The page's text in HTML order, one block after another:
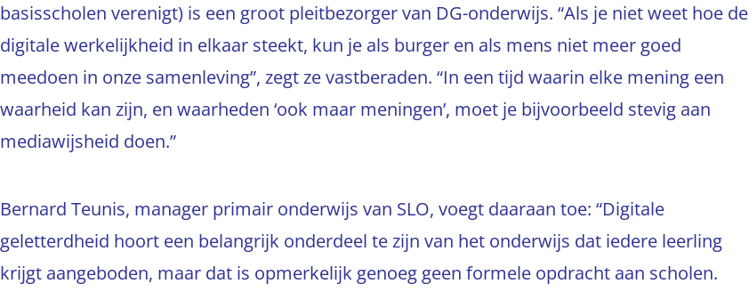
basisscholen verenigt) is een groot pleitbezorger van DG-onderwijs. “Als je niet weet hoe de
digitale werkelijkheid in elkaar steekt, kun je als burger en als mens niet meer goed
meedoen in onze samenleving”, zegt ze vastberaden. “In een tijd waarin elke mening een
waarheid kan zijn, en waarheden ‘ook maar meningen’, moet je bijvoorbeeld stevig aan
mediawijsheid doen.”
Bernard Teunis, manager primair onderwijs van SLO, voegt daaraan toe: “Digitale
geletterdheid hoort een belangrijk onderdeel te zijn van het onderwijs dat iedere leerling
krijgt aangeboden, maar dat is opmerkelijk genoeg geen formele opdracht aan scholen.